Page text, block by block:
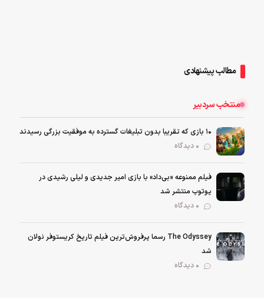
مطالب پیشنهادی
منتخب سردبیر
۱۰ بازی که تقریبا بدون تبلیغات گسترده به موفقیت بزرگی رسیدند
فیلم ممنوعه «بی‌داد» با بازی امیر جدیدی و لیلی رشیدی در
یوتوب منتشر شد
The Odyssey رسما پرفروش‌ترین فیلم تاریخ کریستوفر نولان
شد